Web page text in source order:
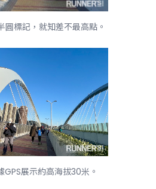
圓標記，就知差不最高點。
GPS展示約高海拔30米。